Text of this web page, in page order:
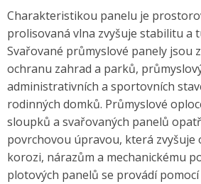
Charakteristikou panelu je
prolisovaná vlna zvyšuje stabilitu a
Svařované průmyslové panely jsou
ochranu zahrad a parků,
administrativních a sportovních
rodinných domků. Průmyslové
sloupků a svařovaných panelů
povrchovou úpravou, která
korozi, nárazům a mechanickému
plotových panelů se provádí